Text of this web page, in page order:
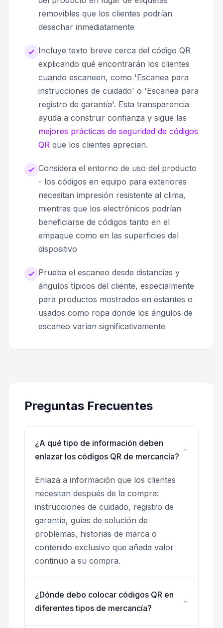
removibles que los clientes podrían
desechar inmediatamente
Incluye texto breve cerca del código QR
explicando qué encontrarán los clientes
cuando escaneen, como 'Escanea para
instrucciones de cuidado' o 'Escanea para
registro de garantía'. Esta transparencia
ayuda a construir confianza y sigue las
mejores prácticas de seguridad de códigos
QR que los clientes aprecian.
Considera el entorno de uso del producto
- los códigos en equipo para exteriores
necesitan impresión resistente al clima,
mientras que los electrónicos podrían
beneficiarse de códigos tanto en el
empaque como en las superficies del
dispositivo
Prueba el escaneo desde distancias y
ángulos típicos del cliente, especialmente
para productos mostrados en estantes o
usados como ropa donde los ángulos de
escaneo varían significativamente
Preguntas Frecuentes
¿A qué tipo de información deben
enlazar los códigos QR de mercancía?
Enlaza a información que los clientes
necesitan después de la compra:
instrucciones de cuidado, registro de
garantía, guías de solución de
problemas, historias de marca o
contenido exclusivo que añada valor
continuo a su compra.
¿Dónde debo colocar códigos QR en
diferentes tipos de mercancía?